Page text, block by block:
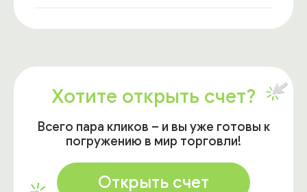
Хотите открыть счет?
Всего пара кликов – и вы уже готовы к
погружению в мир торговли!
Открыть счет